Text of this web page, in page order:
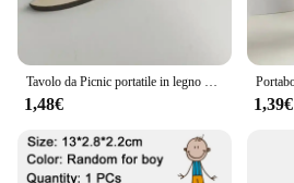
Tavolo da Picnic portatile in legno bottiglia di vino in legno e portabicchieri bottiglia di vetro tavolo da vino tavolo da spiaggia
1,48€ 1,39€